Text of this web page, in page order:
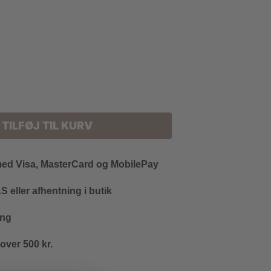
TILFØJ TIL KURV
Visa, MasterCard og MobilePay
eller afhentning i butik
500 kr.